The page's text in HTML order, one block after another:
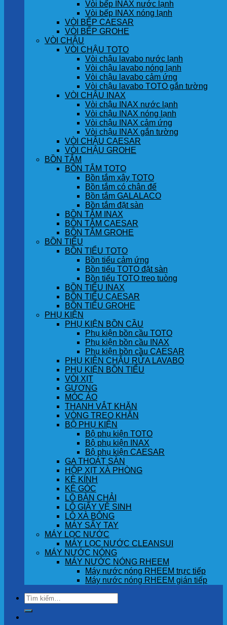
Vòi bếp INAX nước lạnh
Vòi bếp INAX nóng lạnh
VÒI BẾP CAESAR
VÒI BẾP GROHE
VÒI CHẬU
VÒI CHẬU TOTO
Vòi chậu lavabo nước lạnh
Vòi chậu lavabo nóng lạnh
Vòi chậu lavabo cảm ứng
Vòi chậu lavabo TOTO gắn tường
VÒI CHẬU INAX
Vòi chậu INAX nước lạnh
Vòi chậu INAX nóng lạnh
Vòi chậu INAX cảm ứng
Vòi chậu INAX gắn tường
VÒI CHẬU CAESAR
VÒI CHẬU GROHE
BỒN TẮM
BỒN TẮM TOTO
Bồn tắm xây TOTO
Bồn tắm có chân đế
Bồn tắm GALALACO
Bồn tắm đặt sàn
BỒN TẮM INAX
BỒN TẮM CAESAR
BỒN TẮM GROHE
BỒN TIỂU
BỒN TIỂU TOTO
Bồn tiểu cảm ứng
Bồn tiểu TOTO đặt sàn
Bồn tiểu TOTO treo tuòng
BỒN TIỂU INAX
BỒN TIỂU CAESAR
BỒN TIỂU GROHE
PHỤ KIỆN
PHỤ KIỆN BỒN CẦU
Phụ kiện bồn cầu TOTO
Phụ kiện bồn cầu INAX
Phụ kiện bồn cầu CAESAR
PHỤ KIỆN CHẬU RỬA LAVABO
PHỤ KIỆN BỒN TIỂU
VÒI XỊT
GƯƠNG
MÓC ÁO
THANH VẮT KHĂN
VÒNG TREO KHĂN
BỘ PHỤ KIỆN
Bộ phụ kiện TOTO
Bộ phụ kiện INAX
Bộ phụ kiện CAESAR
GA THOÁT SÀN
HỘP XỊT XÀ PHÒNG
KỆ KÍNH
KỆ GÓC
LÔ BÀN CHẢI
LÔ GIẤY VỆ SINH
LÔ XÀ BÔNG
MÁY SẤY TAY
MÁY LỌC NƯỚC
MÁY LỌC NƯỚC CLEANSUI
MÁY NƯỚC NÓNG
MÁY NƯỚC NÓNG RHEEM
Máy nước nóng RHEEM trực tiếp
Máy nước nóng RHEEM gián tiếp
Tìm
kiếm: